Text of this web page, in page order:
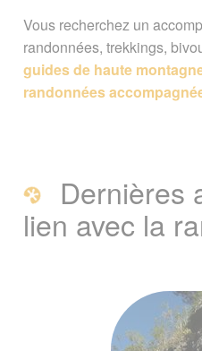
Vous recherchez un
randonnées, trekkings,
guides de haute
randonnées
Dernières
lien avec la